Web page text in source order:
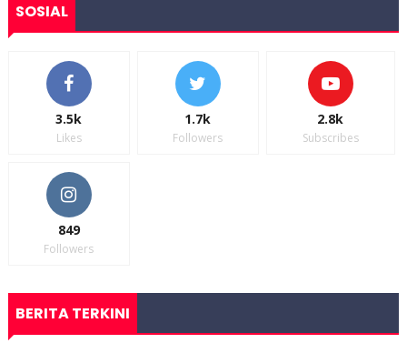
SOSIAL
3.5k
Likes
1.7k
Followers
2.8k
Subscribes
849
Followers
BERITA TERKINI